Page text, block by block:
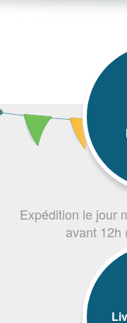
Expédition le jour
avant 12h